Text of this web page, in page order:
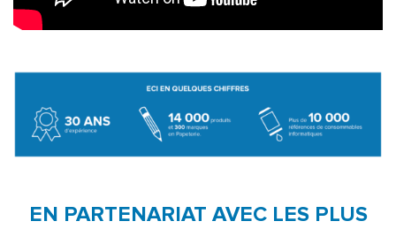
EN PARTENARIAT AVEC LES PLUS